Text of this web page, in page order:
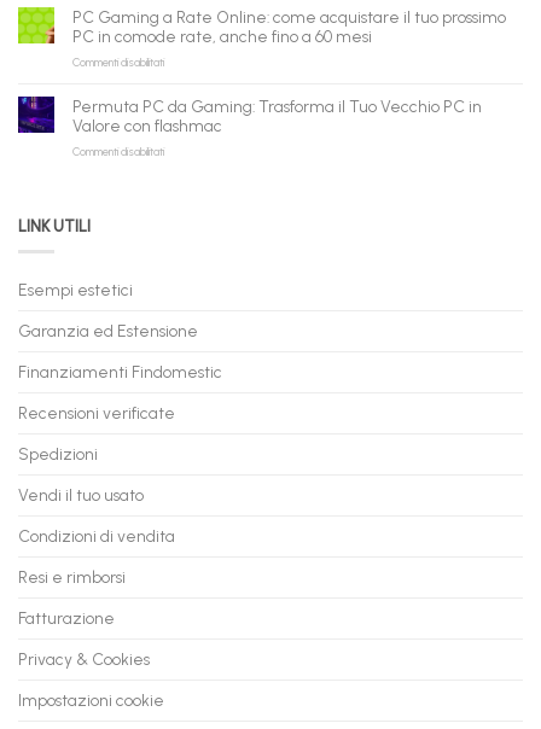
può
fare
qui
B2B
flashmac
per
rivenditori
Gaming
in
Pronta
Consegna
Nuovi
Ricondizionati,
Spedizione
PC Gaming a Rate Online: come acquistare il tuo prossimo
PC in comode rate, anche fino a 60 mesi
Commenti disabilitatisu
Gaming
Rate
Online:
anche
a
Permuta PC da Gaming: Trasforma il Tuo Vecchio PC in
Valore con flashmac
Commenti disabilitatisu
in
con
LINK UTILI
Esempi estetici
Garanzia ed Estensione
Finanziamenti Findomestic
Recensioni verificate
Spedizioni
Vendi il tuo usato
Condizioni di vendita
Resi e rimborsi
Fatturazione
Privacy & Cookies
Impostazioni cookie